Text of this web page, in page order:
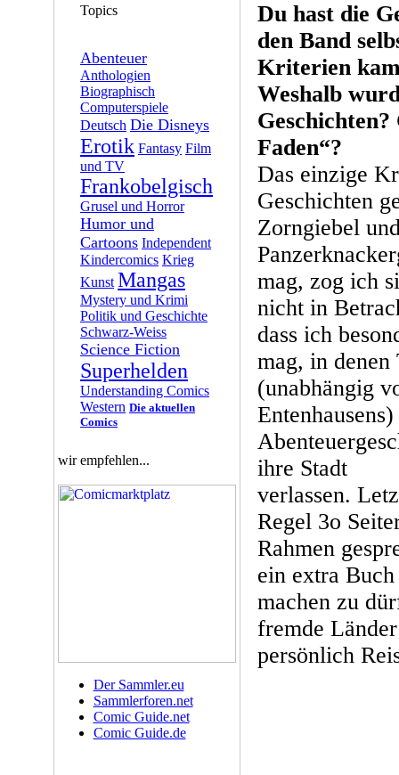
Topics
Abenteuer
Anthologien
Biographisch
Computerspiele
Deutsch Die Disneys
Erotik Fantasy Film
und TV
Frankobelgisch
Grusel und Horror
Humor und
Cartoons Independent
Kindercomics Krieg
Kunst Mangas
Mystery und Krimi
Politik und Geschichte
Schwarz-Weiss
Science Fiction
Superhelden
Understanding Comics
Western Die aktuellen
Comics
wir empfehlen...
Der Sammler.eu
Sammlerforen.net
Comic Guide.net
Comic Guide.de
Du hast die
den Band
Kriterien
Weshalb
Faden“?
Das einzige
Geschichten
Zorngiebel
mag, zog ich
nicht in
dass ich
mag, in denen
(unabhängig
ihre Stadt
verlassen.
Regel 3o
Rahmen
ein extra
machen zu
fremde
persönlich